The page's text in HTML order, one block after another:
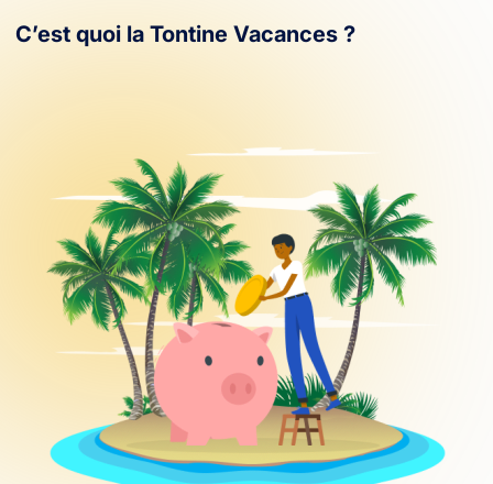
C’est quoi la Tontine Vacances ?